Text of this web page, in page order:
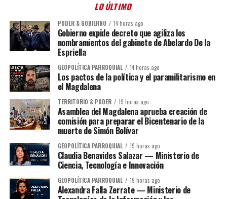
LO ÚLTIMO
PODER & GOBIERNO 14 horas ago
Gobierno expide decreto que agiliza los
nombramientos del gabinete de Abelardo De la
Espriella
GEOPOLÍTICA PARROQUIAL 14 horas ago
Los pactos de la política y el paramilitarismo en
el Magdalena
TERRITORIO & PODER 19 horas ago
Asamblea del Magdalena aprueba creación de
comisión para preparar el Bicentenario de la
muerte de Simón Bolívar
GEOPOLÍTICA PARROQUIAL 19 horas ago
Claudia Benavides Salazar — Ministerio de
Ciencia, Tecnología e Innovación
GEOPOLÍTICA PARROQUIAL 19 horas ago
Alexandra Falla Zerrate — Ministerio de